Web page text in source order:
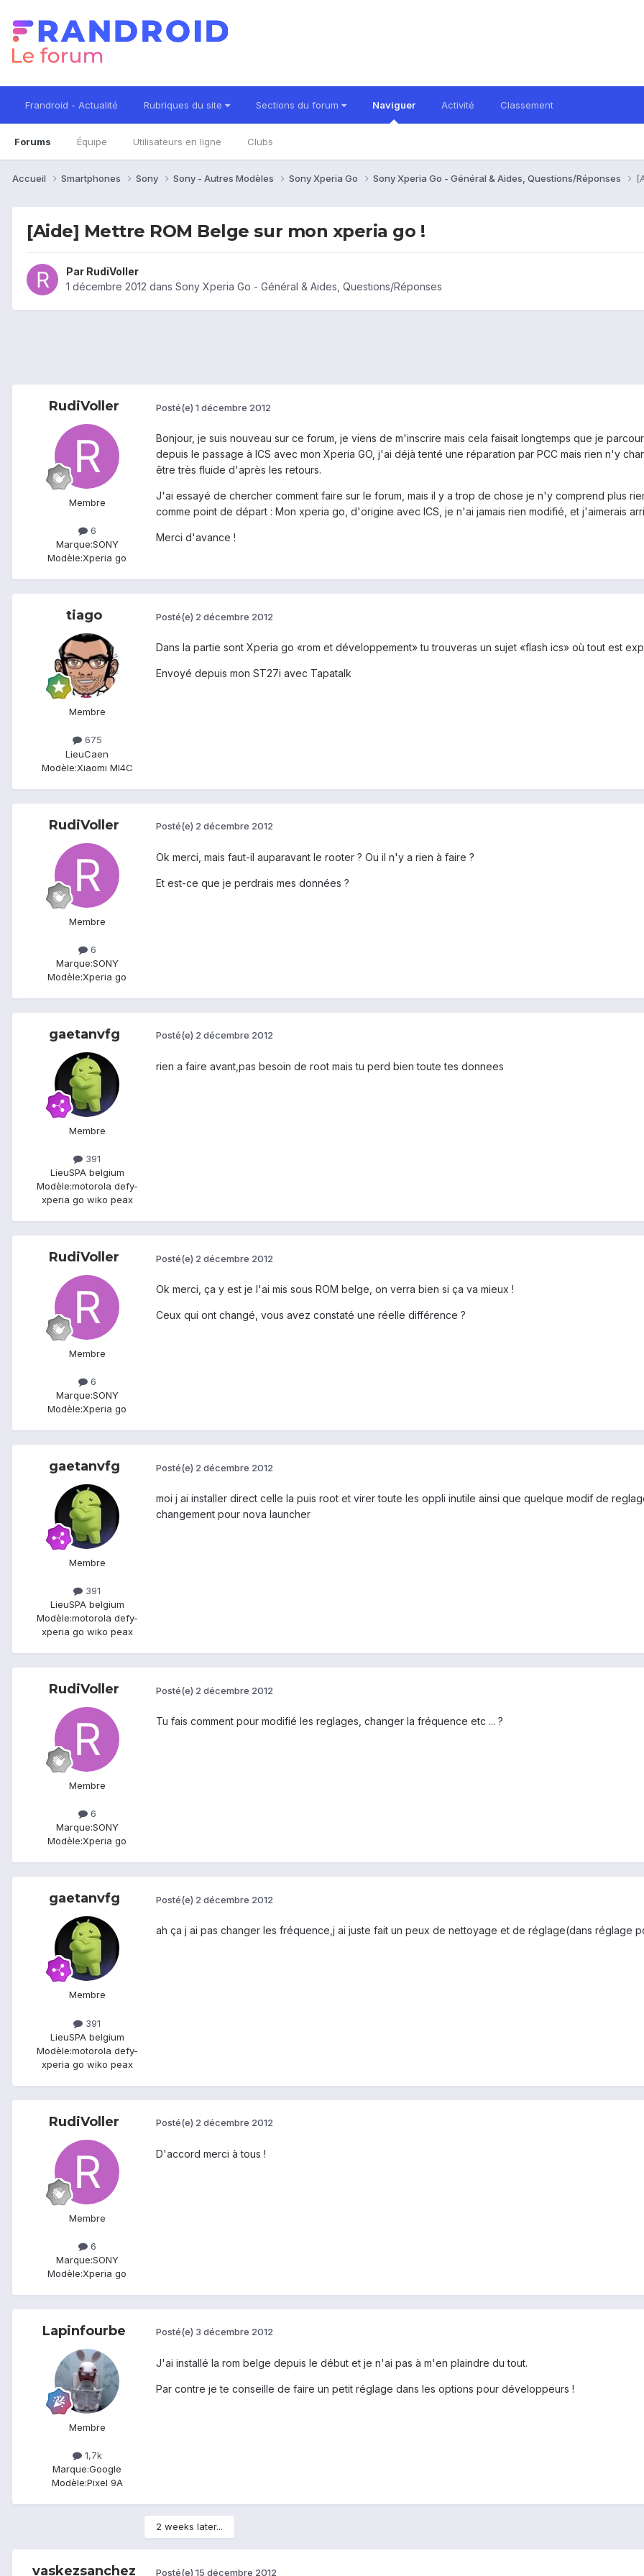
Frandroid - Actualité Rubriques du site Sections du forum Naviguer
Forums Équipe Utilisateurs en ligne Clubs
Activité Classement
Accueil Smartphones Sony Sony - Autres Modèles Sony Xperia Go Sony Xperia Go - Général & Aides, Questions/Réponses
[Aide] Mettre ROM Belge sur mon xperia go !
Par RudiVoller
1 décembre 2012 dans Sony Xperia Go - Général & Aides, Questions/Réponses
RudiVoller
Membre
6
Marque:SONY
Modèle:Xperia go
Posté(e) 1 décembre 2012
Bonjour, je suis nouveau sur ce forum, je viens de m'inscrire mais cela faisait longtemps que je
depuis le passage à ICS avec mon Xperia GO, j'ai déjà tenté une réparation par PCC mais rien n'y
être très fluide d'après les retours.
J'ai essayé de chercher comment faire sur le forum, mais il y a trop de chose je n'y comprend plus
comme point de départ : Mon xperia go, d'origine avec ICS, je n'ai jamais rien modifié, et j'aimerais
Merci d'avance !
tiago
Membre
675
LieuCaen
Modèle:Xiaomi MI4C
Posté(e) 2 décembre 2012
Dans la partie sont Xperia go «rom et développement» tu trouveras un sujet «flash ics» où tout est
Envoyé depuis mon ST27i avec Tapatalk
RudiVoller
Membre
6
Marque:SONY
Modèle:Xperia go
Posté(e) 2 décembre 2012
Ok merci, mais faut-il auparavant le rooter ? Ou il n'y a rien à faire ?
Et est-ce que je perdrais mes données ?
gaetanvfg
Membre
391
LieuSPA belgium
Modèle:motorola defy-
xperia go wiko peax
Posté(e) 2 décembre 2012
rien a faire avant,pas besoin de root mais tu perd bien toute tes donnees
RudiVoller
Membre
6
Marque:SONY
Modèle:Xperia go
Posté(e) 2 décembre 2012
Ok merci, ça y est je l'ai mis sous ROM belge, on verra bien si ça va mieux !
Ceux qui ont changé, vous avez constaté une réelle différence ?
gaetanvfg
Membre
391
LieuSPA belgium
Modèle:motorola defy-
xperia go wiko peax
Posté(e) 2 décembre 2012
moi j ai installer direct celle la puis root et virer toute les oppli inutile ainsi que quelque modif de
changement pour nova launcher
RudiVoller
Membre
6
Marque:SONY
Modèle:Xperia go
Posté(e) 2 décembre 2012
Tu fais comment pour modifié les reglages, changer la fréquence etc ... ?
gaetanvfg
Membre
391
LieuSPA belgium
Modèle:motorola defy-
xperia go wiko peax
Posté(e) 2 décembre 2012
ah ça j ai pas changer les fréquence,j ai juste fait un peux de nettoyage et de réglage(dans réglage
RudiVoller
Membre
6
Marque:SONY
Modèle:Xperia go
Posté(e) 2 décembre 2012
D'accord merci à tous !
Lapinfourbe
Membre
1,7k
Marque:Google
Modèle:Pixel 9A
Posté(e) 3 décembre 2012
J'ai installé la rom belge depuis le début et je n'ai pas à m'en plaindre du tout.
Par contre je te conseille de faire un petit réglage dans les options pour développeurs !
2 weeks later...
vaskezsanchez Posté(e) 15 décembre 2012